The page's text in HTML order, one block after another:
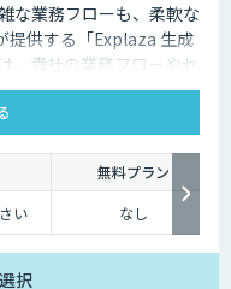
な業務フローも、柔軟な
提供する「Explaza 生成
貴社の業務フローやセ
客対応AIシステムを設
、SaaSでは対応できな
への組み込みなど、現場
無料プラン
い なし
選択